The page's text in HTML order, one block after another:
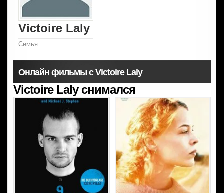
Victoire Laly
Семья
Онлайн фильмы с Victoire Laly
Victoire Laly снимался